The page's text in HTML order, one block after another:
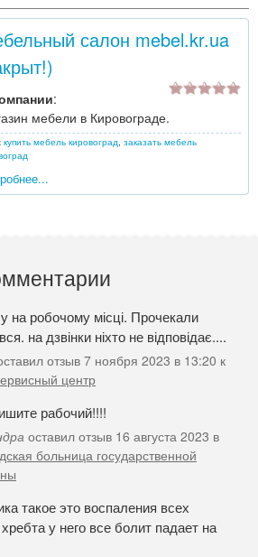
салон mebel.kr.ua
:
мебели в Кировограде.
купить мебель кировоград заказать мебель
на робочому місці. Прочекали
на дзвінки ніхто не відповідає....
отзыв 7 ноября 2023 в 13:20 к
центр
рабочий!!!!
оставил отзыв 16 августа 2023 в
больница государственной
такое это воспаления всех
у него все болит падает на